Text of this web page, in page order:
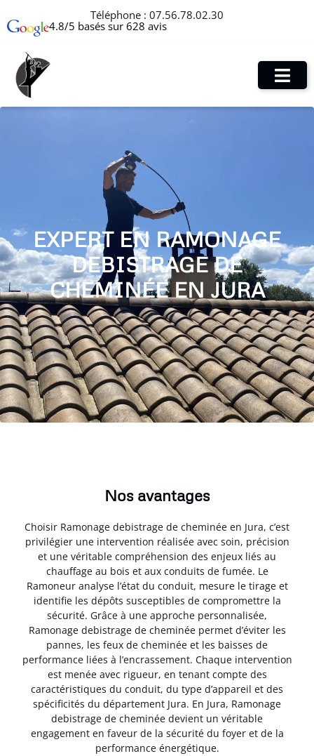
Téléphone : 07.56.78.02.30
4.8/5 basés sur 628 avis
EXPERT EN RAMONAGE
DEBISTRAGE DE
CHEMINÉE EN JURA
Nos avantages
Choisir Ramonage debistrage de cheminée en Jura, c’est
privilégier une intervention réalisée avec soin, précision
et une véritable compréhension des enjeux liés au
chauffage au bois et aux conduits de fumée. Le
Ramoneur analyse l’état du conduit, mesure le tirage et
identifie les dépôts susceptibles de compromettre la
sécurité. Grâce à une approche personnalisée,
Ramonage debistrage de cheminée permet d’éviter les
pannes, les feux de cheminée et les baisses de
performance liées à l’encrassement. Chaque intervention
est menée avec rigueur, en tenant compte des
caractéristiques du conduit, du type d’appareil et des
spécificités du département Jura. En Jura, Ramonage
debistrage de cheminée devient un véritable
engagement en faveur de la sécurité du foyer et de la
performance énergétique.